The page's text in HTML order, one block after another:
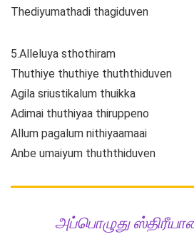
Thediyumathadi thagiduven
5.Alleluya sthothiram
Thuthiye thuthiye thuththiduven
Agila sriustikalum thuikka
Adimai thuthiyaa thiruppeno
Allum pagalum nithiyaamaai
Anbe umaiyum thuththiduven
அப்பொழுது